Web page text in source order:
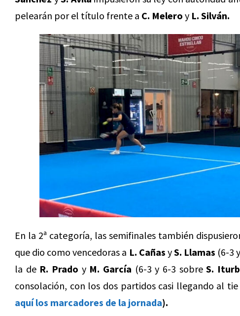
pelearán por el título frente a C. Melero y L. Silván.
En la 2ª categoría, las semifinales también
que dio como vencedoras a L. Cañas yS. Llamas (6-3
la de R. Prado y M. García (6-3 y 6-3 sobreS.
consolación, con los dos partidos casi llegando al
aquí los marcadores de la jornada).